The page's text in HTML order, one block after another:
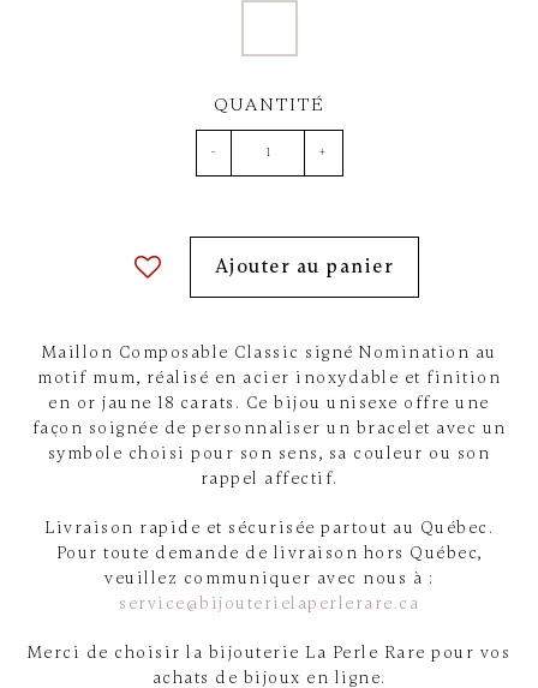
QUANTITÉ
- +
Ajouter au panier
Maillon Composable Classic signé Nomination au
motif mum, réalisé en acier inoxydable et finition
en or jaune 18 carats. Ce bijou unisexe offre une
façon soignée de personnaliser un bracelet avec un
symbole choisi pour son sens, sa couleur ou son
rappel affectif.
Livraison rapide et sécurisée partout au Québec.
Pour toute demande de livraison hors Québec,
veuillez communiquer avec nous à :
service@bijouterielaperlerare.ca
Merci de choisir la bijouterie La Perle Rare pour vos
achats de bijoux en ligne.